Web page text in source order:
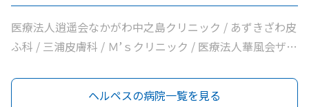
医療法人逍遥会なかがわ中之島クリニック / あずきざわ皮
ふ科 / 三浦皮膚科 / Ｍ’ｓクリニック / 医療法人華風会ザ・
フ科クリニック
ヘルペスの病院一覧を見る